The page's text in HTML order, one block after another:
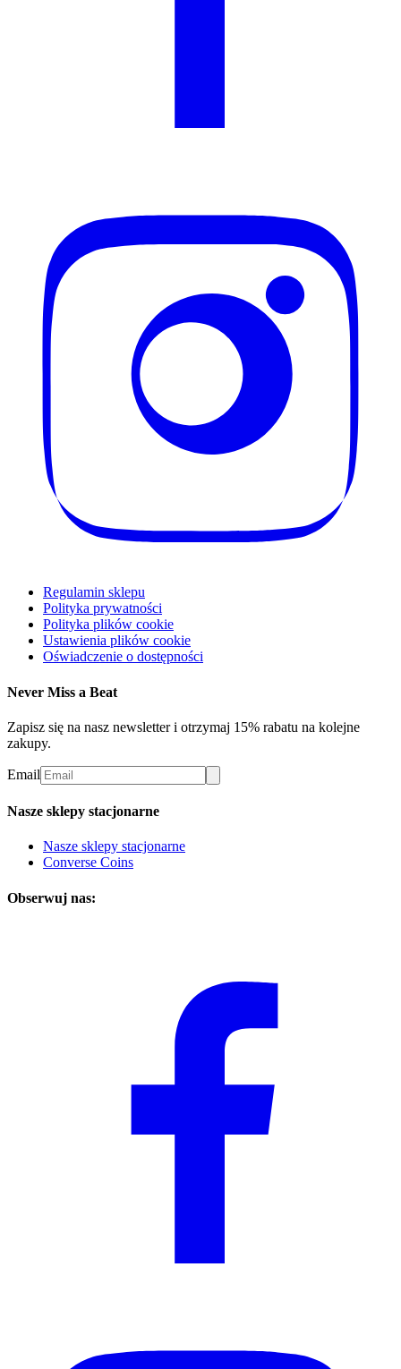
Regulamin sklepu
Polityka prywatności
Polityka plików cookie
Ustawienia plików cookie
Oświadczenie o dostępności
Never Miss a Beat
Zapisz się na nasz newsletter i otrzymaj 15% rabatu na kolejne
zakupy.
Email
Nasze sklepy stacjonarne
Nasze sklepy stacjonarne
Converse Coins
Obserwuj nas: